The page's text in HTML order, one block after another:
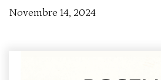
Novembre 14, 2024